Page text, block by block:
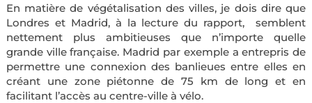
En matière de végétalisation des villes, je dois dire que
Londres et Madrid, à la lecture du rapport, semblent
nettement plus ambitieuses que n’importe quelle
grande ville française. Madrid par exemple a entrepris de
permettre une connexion des banlieues entre elles en
créant une zone piétonne de 75 km de long et en
facilitant l’accès au centre-ville à vélo.